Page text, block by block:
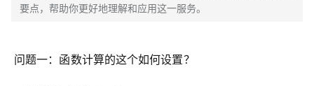
要点，帮助你更好地理解和应用这一服务。
问题一：函数计算的这个如何设置？